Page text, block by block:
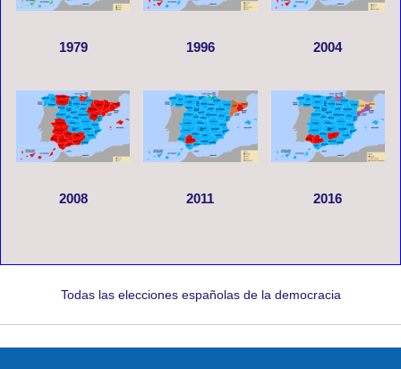
1979 1996 2004
2008 2011 2016
Todas las elecciones españolas de la democracia